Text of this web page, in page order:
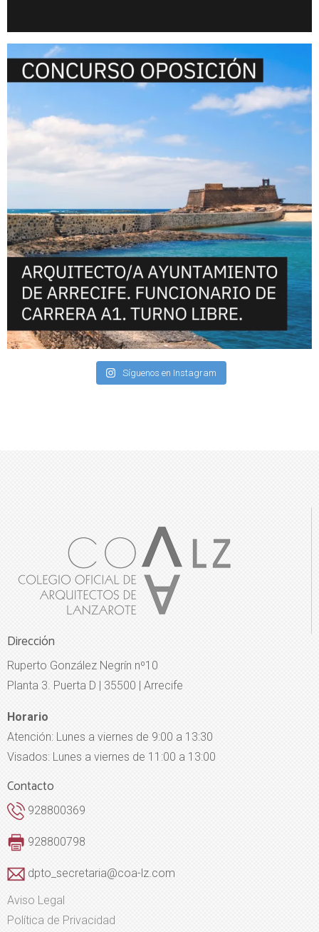
Síguenos en Instagram
Dirección
Ruperto González Negrín nº10
Planta 3. Puerta D | 35500 | Arrecife
Horario
Atención: Lunes a viernes de 9:00 a 13:30
Visados: Lunes a viernes de 11:00 a 13:00
Contacto
928800369
928800798
dpto_secretaria@coa-lz.com
Aviso Legal
Política de Privacidad